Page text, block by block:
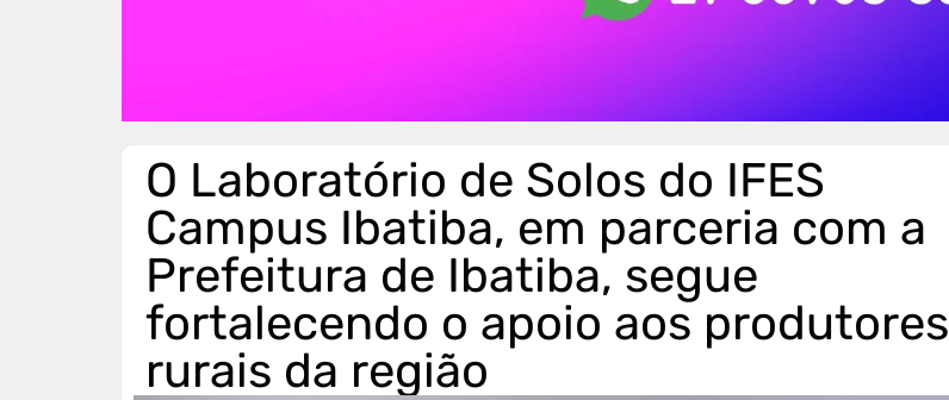
O Laboratório de Solos do IFES
Campus Ibatiba, em parceria com a
Prefeitura de Ibatiba, segue
fortalecendo o apoio aos produtores
rurais da região